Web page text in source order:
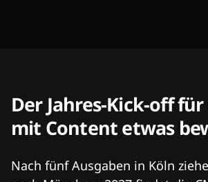
Der Jahres-Kick-off
mit Content etwas
Nach fünf Ausgaben in Köln